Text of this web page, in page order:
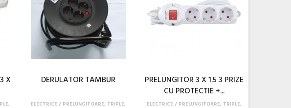
X
DERULATOR TAMBUR
ELECTRICE
PRELUNGITOARE, TRIPLE,
PRELUNGITOR 3 X 1.5 3 PRIZE
CU PROTECTIE +...
ELECTRICE
PRELUNGITOARE, TRIPLE,